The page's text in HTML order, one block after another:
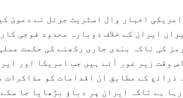
اخبار وال اسٹریٹ جرنل نے دعویٰ
ایران کے خلاف دوبارہ محدود فوجی
کی ناکہ بندی جاری رکھنے کی حکمت
وقت زیر غور آئے ہیں جب امریکا اور
ذرائع کے مطابق ان اقدامات کو
ہے تاکہ ایران پر دباؤ بڑھایا جا